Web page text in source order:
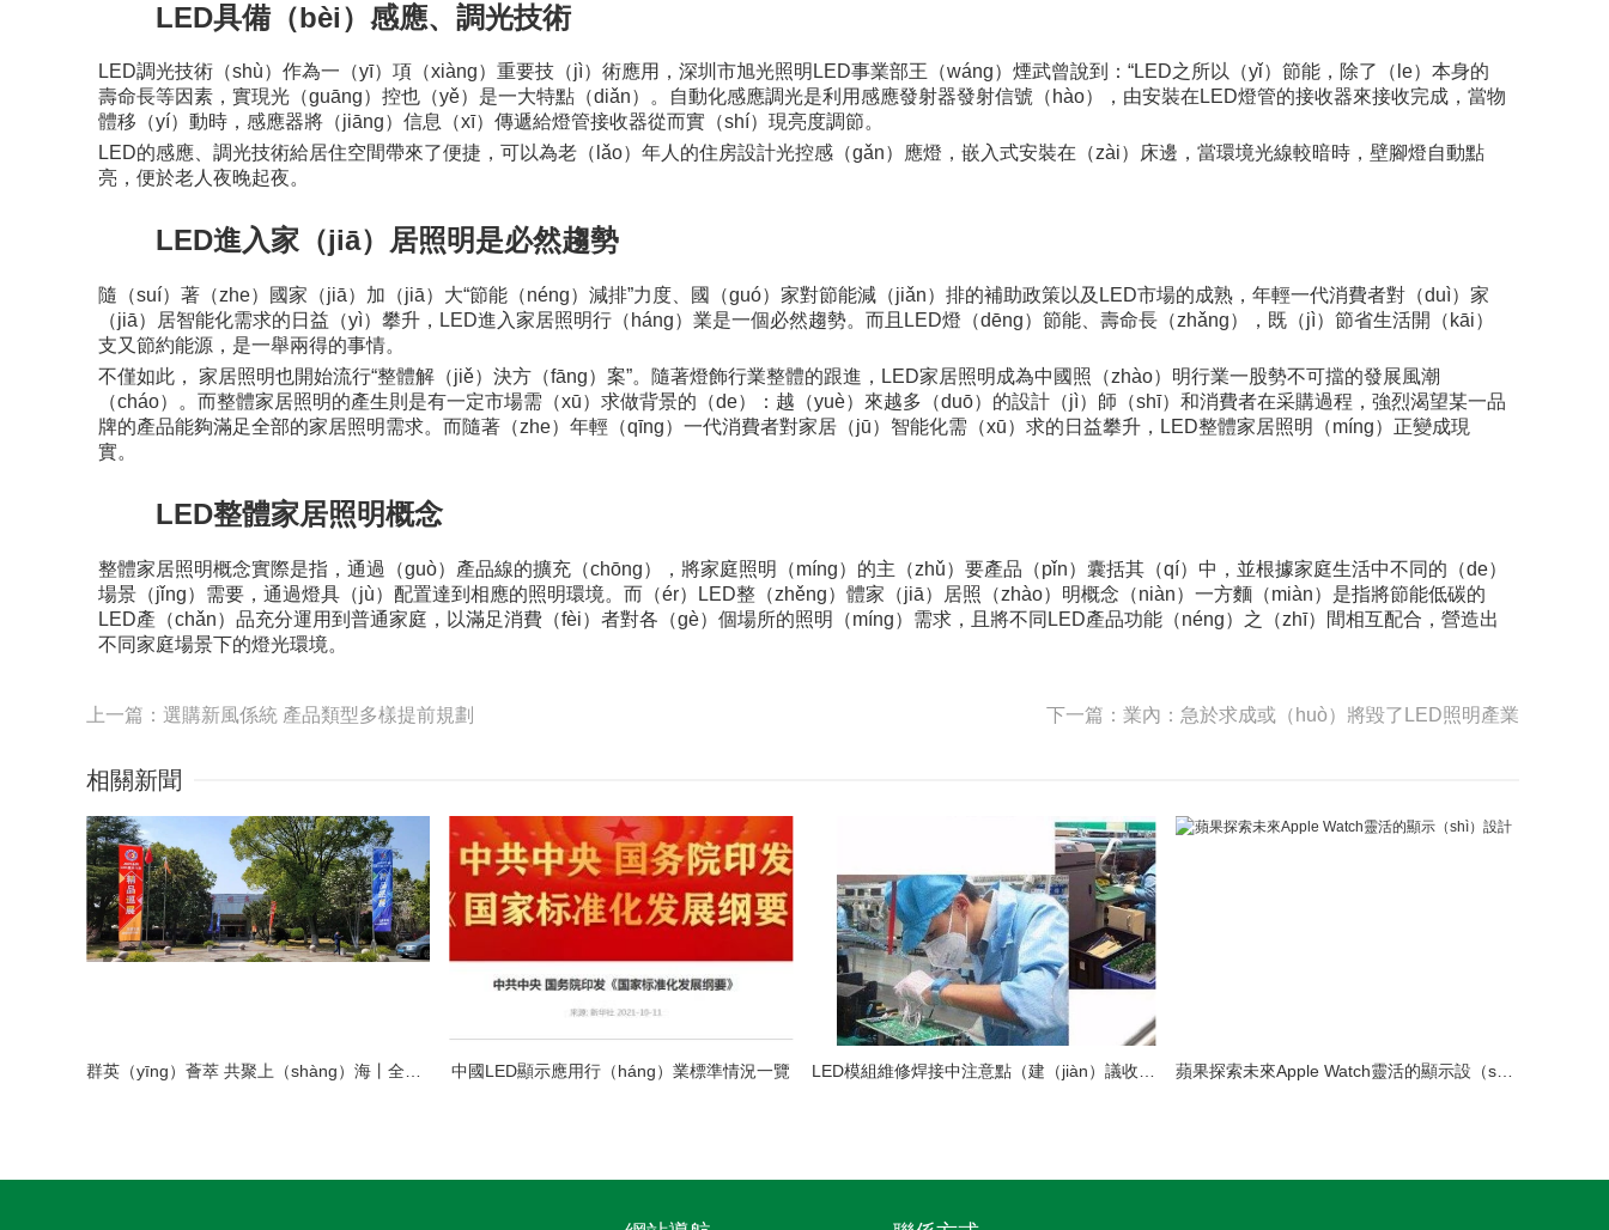
LED具備（bèi）感應、調光技術
LED調光技術（shù）作為一（yī）項（xiàng）重要技（jì）術應用，深圳市旭光照明LED事業部王（wáng）煙武曾說到：“LED之所以（yǐ）節能，除了（le）本身的
壽命長等因素，實現光（guāng）控也（yě）是一大特點（diǎn）。自動化感應調光是利用感應發射器發射信號（hào），由安裝在LED燈管的接收器來接收完成，當物
體移（yí）動時，感應器將（jiāng）信息（xī）傳遞給燈管接收器從而實（shí）現亮度調節。
LED的感應、調光技術給居住空間帶來了便捷，可以為老（lǎo）年人的住房設計光控感（gǎn）應燈，嵌入式安裝在（zài）床邊，當環境光線較暗時，壁腳燈自動點
亮，便於老人夜晚起夜。
LED進入家（jiā）居照明是必然趨勢
隨（suí）著（zhe）國家（jiā）加（jiā）大“節能（néng）減排”力度、國（guó）家對節能減（jiǎn）排的補助政策以及LED市場的成熟，年輕一代消費者對（duì）家
（jiā）居智能化需求的日益（yì）攀升，LED進入家居照明行（háng）業是一個必然趨勢。而且LED燈（dēng）節能、壽命長（zhǎng），既（jì）節省生活開（kāi）
支又節約能源，是一舉兩得的事情。
不僅如此， 家居照明也開始流行“整體解（jiě）決方（fāng）案”。隨著燈飾行業整體的跟進，LED家居照明成為中國照（zhào）明行業一股勢不可擋的發展風潮
（cháo）。而整體家居照明的產生則是有一定市場需（xū）求做背景的（de）：越（yuè）來越多（duō）的設計（jì）師（shī）和消費者在采購過程，強烈渴望某一品
牌的產品能夠滿足全部的家居照明需求。而隨著（zhe）年輕（qīng）一代消費者對家居（jū）智能化需（xū）求的日益攀升，LED整體家居照明（míng）正變成現
實。
LED整體家居照明概念
整體家居照明概念實際是指，通過（guò）產品線的擴充（chōng），將家庭照明（míng）的主（zhǔ）要產品（pǐn）囊括其（qí）中，並根據家庭生活中不同的（de）
場景（jǐng）需要，通過燈具（jù）配置達到相應的照明環境。而（ér）LED整（zhěng）體家（jiā）居照（zhào）明概念（niàn）一方麵（miàn）是指將節能低碳的
LED產（chǎn）品充分運用到普通家庭，以滿足消費（fèi）者對各（gè）個場所的照明（míng）需求，且將不同LED產品功能（néng）之（zhī）間相互配合，營造出
不同家庭場景下的燈光環境。
上一篇：選購新風係統 產品類型多樣提前規劃 下一篇：業內：急於求成或（huò）將毀了LED照明產業
相關新聞
中國LED顯示應用行（háng）業標準情況一覽 蘋果探索未來Apple Watch靈活的顯示設（shè）計